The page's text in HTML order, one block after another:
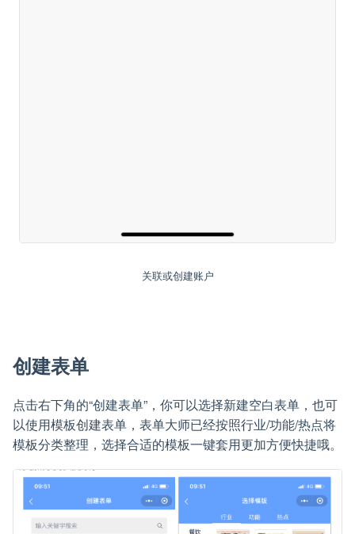
关联或创建账户
创建表单
点击右下角的“创建表单”，你可以选择新建空白表单，也可
以使用模板创建表单，表单大师已经按照行业/功能/热点将
模板分类整理，选择合适的模板一键套用更加方便快捷哦。